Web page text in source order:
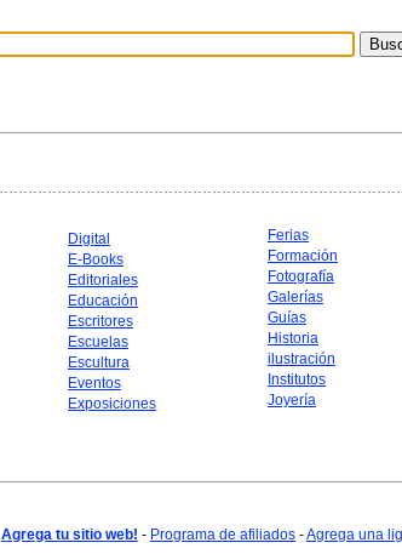
Digital
E-Books
Editoriales
Educación
Escritores
Escuelas
Escultura
Eventos
Exposiciones
Ferias
Formación
Fotografía
Galerías
Guías
Historia
ilustración
Institutos
Joyería
Agrega tu sitio web! - Programa de afiliados -Agrega una